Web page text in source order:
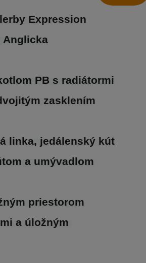
Expression
Anglicka
PB s radiátormi
zasklením
linka, jedálenský kút
a umývadlom
priestorom
a úložným